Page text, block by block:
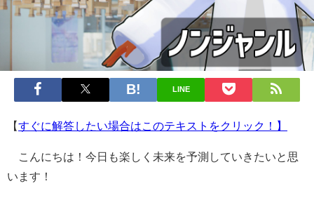
LINE
【すぐに解答したい場合はこのテキストをクリック！】
こんにちは！今日も楽しく未来を予測していきたいと思
います！